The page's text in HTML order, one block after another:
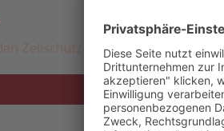
Zellschutz und das Immunsystem.